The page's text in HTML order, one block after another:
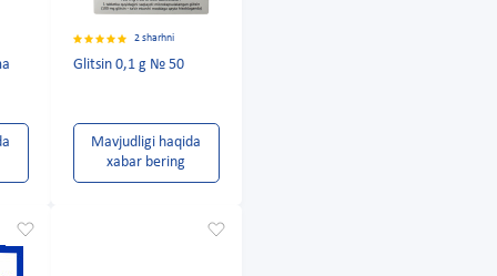
2 sharhni
Glitsin 0,1 g № 50
Mavjudligi haqida
xabar bering